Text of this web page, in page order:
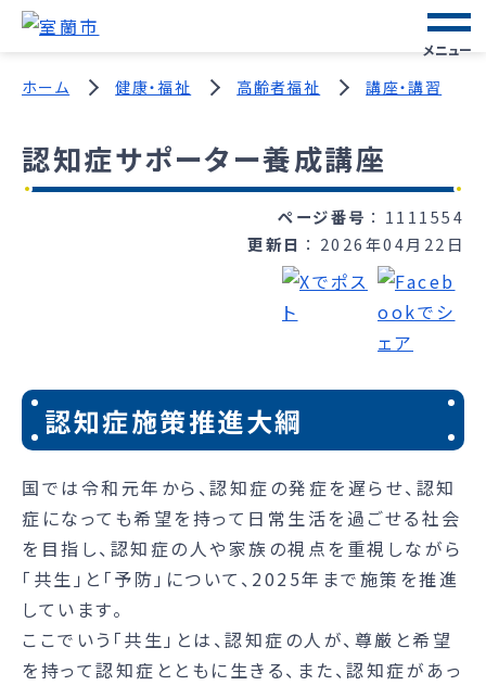
メニュー
ホーム 健康・福祉 高齢者福祉 講座・講習
認知症サポーター養成講座
ページ番号
1111554
更新日
2026年04月22日
認知症施策推進大綱
国では令和元年から、認知症の発症を遅らせ、認知
症になっても希望を持って日常生活を過ごせる社会
を目指し、認知症の人や家族の視点を重視しながら
「共生」と「予防」について、2025年まで施策を推進
しています。
ここでいう「共生」とは、認知症の人が、尊厳と希望
を持って認知症とともに生きる、また、認知症があっ